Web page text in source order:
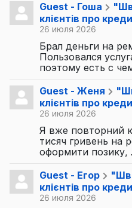
Guest - Гоша
клієнтів про
26 июля 2026
Брал деньги на
Пользовался
поэтому есть с
Guest - Женя
клієнтів про
26 июля 2026
Я вже повторний
тисяч гривень на
оформити позику,
Guest - Егор
клієнтів про
26 июля 2026